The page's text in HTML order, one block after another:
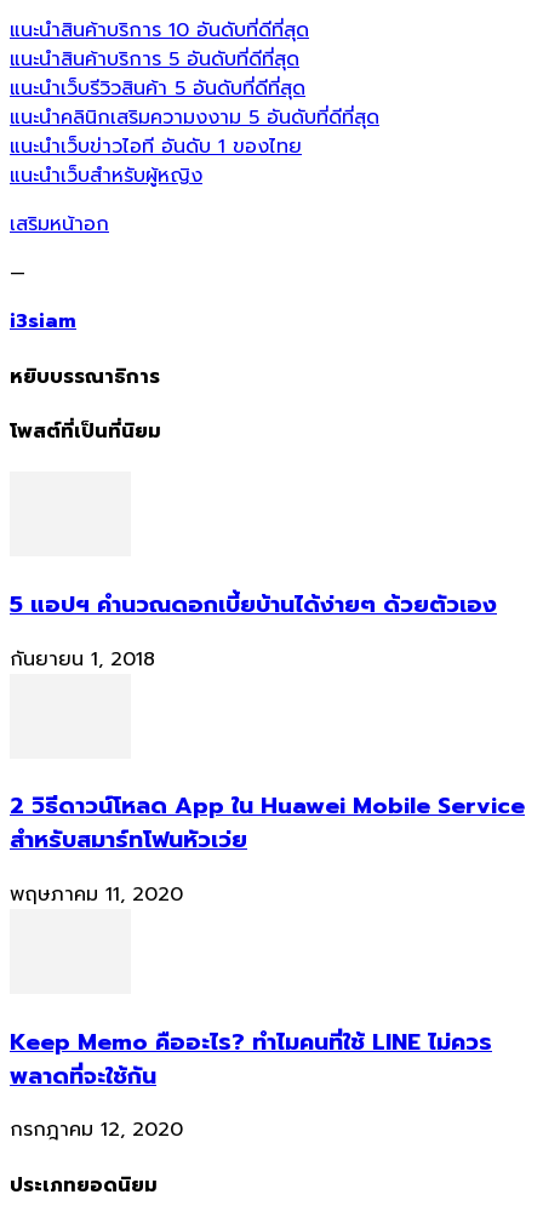
แนะนำสินค้าบริการ 10 อันดับที่ดีที่สุด
แนะนำสินค้าบริการ 5 อันดับที่ดีที่สุด
แนะนำเว็บรีวิวสินค้า 5 อันดับที่ดีที่สุด
แนะนำคลินิกเสริมความงงาม 5 อันดับที่ดีที่สุด
แนะนำเว็บข่าวไอที อันดับ 1 ของไทย
แนะนำเว็บสำหรับผู้หญิง
เสริมหน้าอก
—
i3siam
หยิบบรรณาธิการ
โพสต์ที่เป็นที่นิยม
5 แอปฯ คำนวณดอกเบี้ยบ้านได้ง่ายๆ ด้วยตัวเอง
กันยายน 1, 2018
2 วิธีดาวน์โหลด App ใน Huawei Mobile Service
สำหรับสมาร์ทโฟนหัวเว่ย
พฤษภาคม 11, 2020
Keep Memo คืออะไร? ทำไมคนที่ใช้ LINE ไม่ควร
พลาดที่จะใช้กัน
กรกฎาคม 12, 2020
ประเภทยอดนิยม